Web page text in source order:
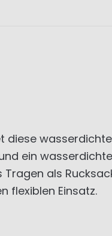
diese
ein
als
flexiblen Einsatz.